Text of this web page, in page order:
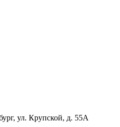
ул. Крупской, д. 55А